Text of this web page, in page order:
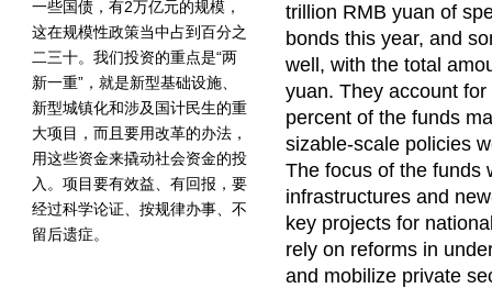
一些国债，有2万亿元的规模，
这在规模性政策当中占到百分之
二三十。我们投资的重点是“两
新一重”，就是新型基础设施、
新型城镇化和涉及国计民生的重
大项目，而且要用改革的办法，
用这些资金来撬动社会资金的投
入。项目要有效益、有回报，要
经过科学论证、按规律办事、不
留后遗症。
trillion RMB yuan of
bonds this year, and
well, with the total
yuan. They account
percent of the funds
sizable-scale policies
The focus of the funds
infrastructures and
key projects for
rely on reforms in
and mobilize private